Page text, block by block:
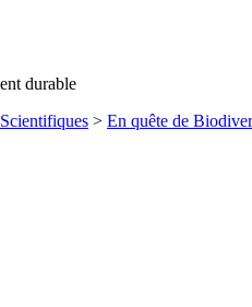
durable
> En quête de